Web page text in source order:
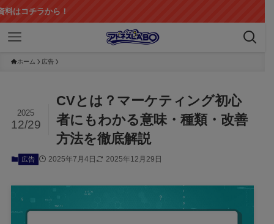
！
ホーム 広告
CVとは？マーケティング初心
者にもわかる意味・種類・改善
方法を徹底解説
2025
12/29
広告 2025年7月4日 2025年12月29日